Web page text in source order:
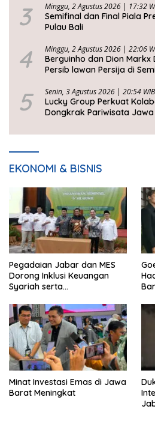
3 Minggu, 2 Agustus 2026 | 17:32
Semifinal dan Final Piala
Pulau Bali
4 Minggu, 2 Agustus 2026 | 22:06
Berguinho dan Dion Markx
Persib lawan Persija di
5 Senin, 3 Agustus 2026 | 20:54 WIB
Lucky Group Perkuat
Dongkrak Pariwisata
EKONOMI & BISNIS
Pegadaian Jabar dan MES
Dorong Inklusi Keuangan
Syariah serta
Minat Investasi Emas di Jawa
Barat Meningkat